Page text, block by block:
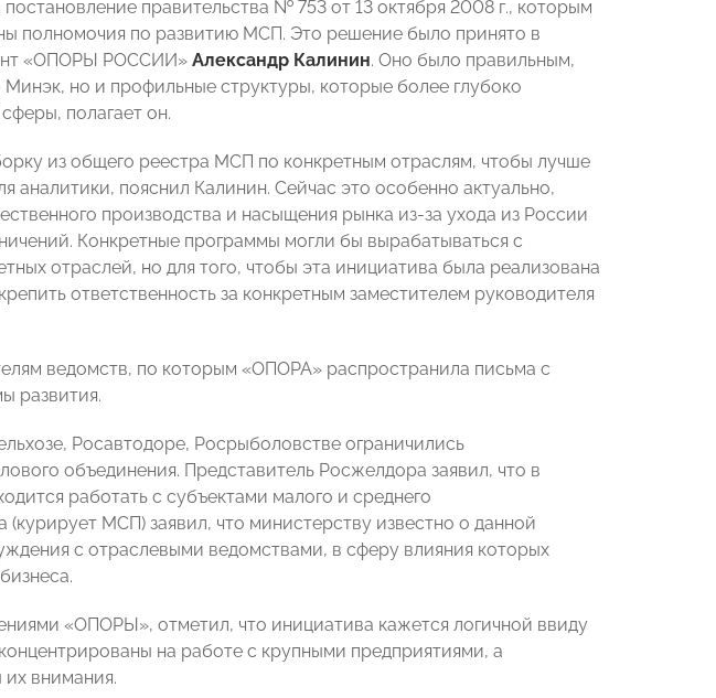
правительства № 753 от 13 октября 2008 г., которым
полномочия по развитию МСП. Это решение было принято в
«ОПОРЫ РОССИИ» Александр Калинин. Оно было правильным,
но и профильные структуры, которые более глубоко
полагает он.
из общего реестра МСП по конкретным отраслям, чтобы лучше
аналитики, пояснил Калинин. Сейчас это особенно актуально,
производства и насыщения рынка из-за ухода из России
Конкретные программы могли бы вырабатываться с
отраслей, но для того, чтобы эта инициатива была реализована
ответственность за конкретным заместителем руководителя
ведомств, по которым «ОПОРА» распространила письма с
развития.
Росавтодоре, Росрыболовстве ограничились
объединения. Представитель Росжелдора заявил, что в
работать с субъектами малого и среднего
МСП) заявил, ​​что министерству известно о данной
с отраслевыми ведомствами, в сферу влияния которых
«ОПОРЫ», отметил, что инициатива кажется логичной ввиду
на работе с крупными предприятиями, а
внимания.